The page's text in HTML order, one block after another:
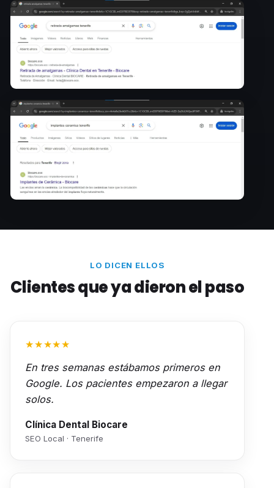
LO DICEN ELLOS
Clientes que ya dieron el paso
★★★★★
En tres semanas estábamos primeros en
Google. Los pacientes empezaron a llegar
solos.
Clínica Dental Biocare
SEO Local · Tenerife